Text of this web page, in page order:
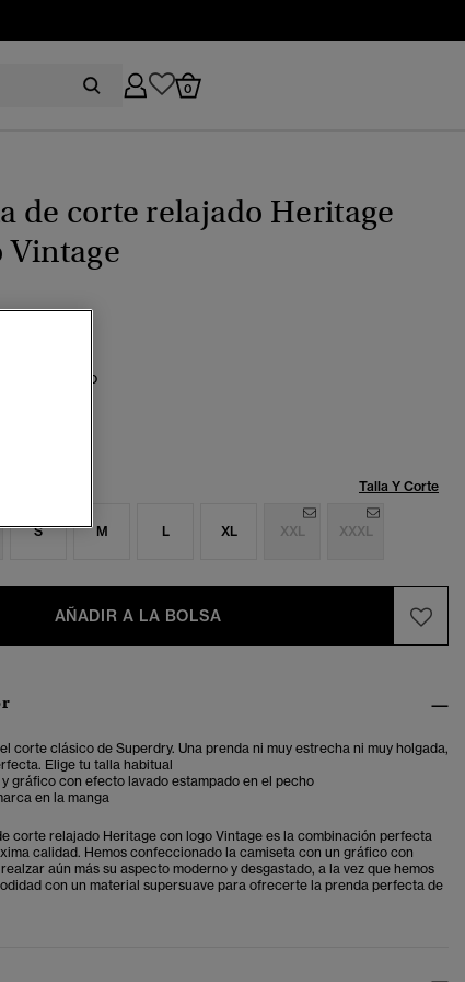
0
de corte relajado Heritage
Vintage
naranja óxido
Talla Y Corte
S M L XL XXL XXXL
AÑADIR A LA BOLSA
corte clásico de Superdry. Una prenda ni muy estrecha ni muy holgada,
Elige tu talla habitual
gráfico con efecto lavado estampado en el pecho
en la manga
corte relajado Heritage con logo Vintage es la combinación perfecta
calidad. Hemos confeccionado la camiseta con un gráfico con
aún más su aspecto moderno y desgastado, a la vez que hemos
con un material supersuave para ofrecerte la prenda perfecta de